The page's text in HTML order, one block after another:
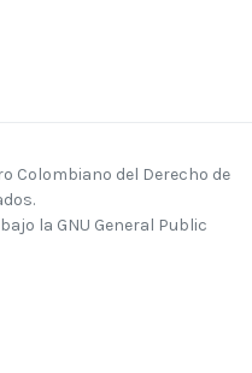
Colombiano del Derecho de
la GNU General Public